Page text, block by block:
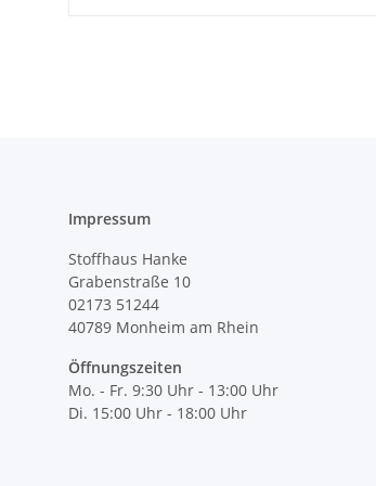
Impressum
Stoffhaus Hanke
Grabenstraße 10
02173 51244
40789 Monheim am Rhein
Öffnungszeiten
Mo. - Fr. 9:30 Uhr - 13:00 Uhr
Di. 15:00 Uhr - 18:00 Uhr